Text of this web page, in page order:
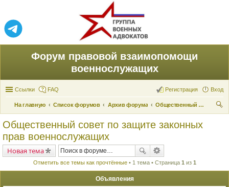
Форум правовой взаимопомощи
военнослужащих
Ссылки FAQ Вход
Регистрация
На главную Список форумов Архив форума
Общественный совет по защите законных прав военнослужащих
Общественный совет по защите законных
прав военнослужащих
Новая тема
Отметить все темы как прочтённые• 1 тема • Страница 1 из 1
Объявления